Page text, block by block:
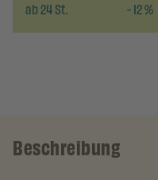
ab24St. -12%
Beschreibung